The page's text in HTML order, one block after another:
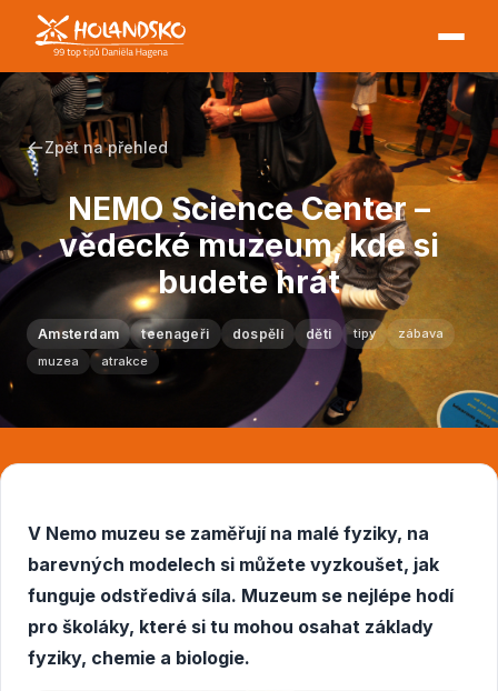
Zpět na přehled
NEMO Science Center –
vědecké muzeum, kde si
budete hrát
Amsterdam teenageři dospělí děti tipy
zábava
muzea
atrakce
V Nemo muzeu se zaměřují na malé fyziky, na
barevných modelech si můžete vyzkoušet, jak
funguje odstředivá síla. Muzeum se nejlépe hodí
pro školáky, které si tu mohou osahat základy
fyziky, chemie a biologie.